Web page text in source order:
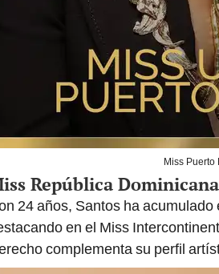
Miss Puerto
República
24 años, Santos ha
en el Miss
complementa su perfil